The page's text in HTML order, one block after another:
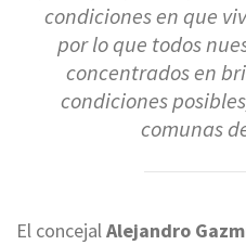
condiciones en que
por lo que todos
concentrados en
condiciones
comunas
El concejalAlejandro